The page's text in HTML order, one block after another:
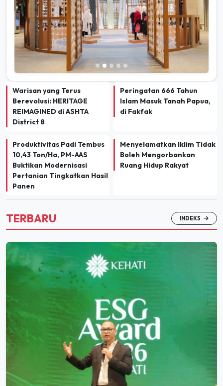
Warisan yang Terus
Berevolusi: HERITAGE
REIMAGINED di ASHTA
District 8
Peringatan 666 Tahun
Islam Masuk Tanah Papua,
di Fakfak
Produktivitas Padi Tembus
10,43 Ton/Ha, PM-AAS
Buktikan Modernisasi
Pertanian Tingkatkan Hasil
Panen
Menyelamatkan Iklim Tidak
Boleh Mengorbankan
Ruang Hidup Rakyat
TERBARU INDEKS